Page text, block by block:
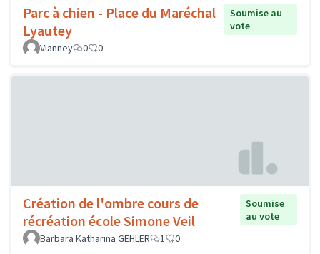
Parc à chien - Place du Maréchal
Lyautey
Soumise au
vote
Vianney
0 0
Création de l'ombre cours de
récréation école Simone Veil
Soumise
au vote
Barbara Katharina GEHLER
1 0